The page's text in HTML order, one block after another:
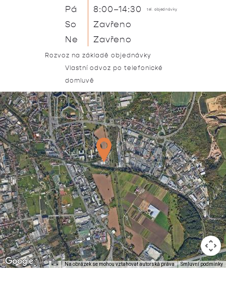
Pá 8:00–14:30 tel. objednávky
So
Zavřeno
Ne
Zavřeno
Rozvoz na základě objednávky
Vlastní odvoz po telefonické
domluvě